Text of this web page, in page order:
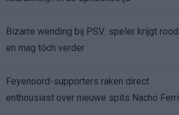
Bizarre wending bij PSV: speler krijgt rood
en mag tóch verder
Feyenoord-supporters raken direct
enthousiast over nieuwe spits Nacho Ferri